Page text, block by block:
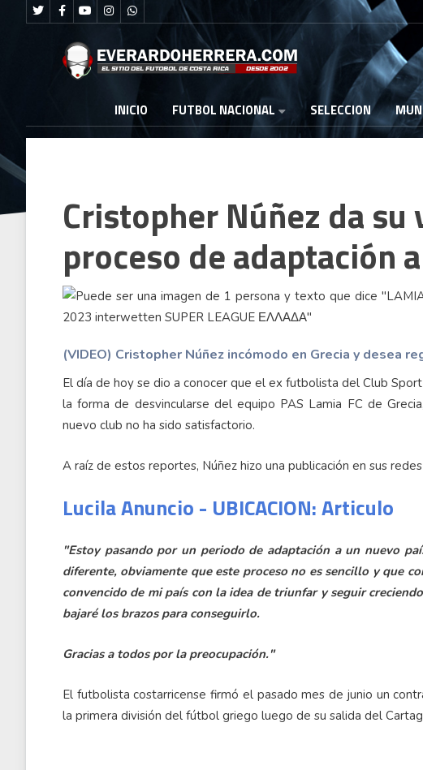
INICIO FUTBOL NACIONAL SELECCION
Cristopher Núñez da
proceso de adaptación
(VIDEO) Cristopher Núñez incómodo en Grecia y desea
El día de hoy se dio a conocer que el ex futbolista del Club
la forma de desvincularse del equipo PAS Lamia FC de
nuevo club no ha sido satisfactorio.
A raíz de estos reportes, Núñez hizo una publicación en sus
Lucila Anuncio - UBICACION: Articulo
"Estoy pasando por un periodo de adaptación a un nuevo
diferente, obviamente que este proceso no es sencillo y que
convencido de mi país con la idea de triunfar y seguir
bajaré los brazos para conseguirlo.
Gracias a todos por la preocupación."
El futbolista costarricense firmó el pasado mes de junio un
la primera división del fútbol griego luego de su salida del